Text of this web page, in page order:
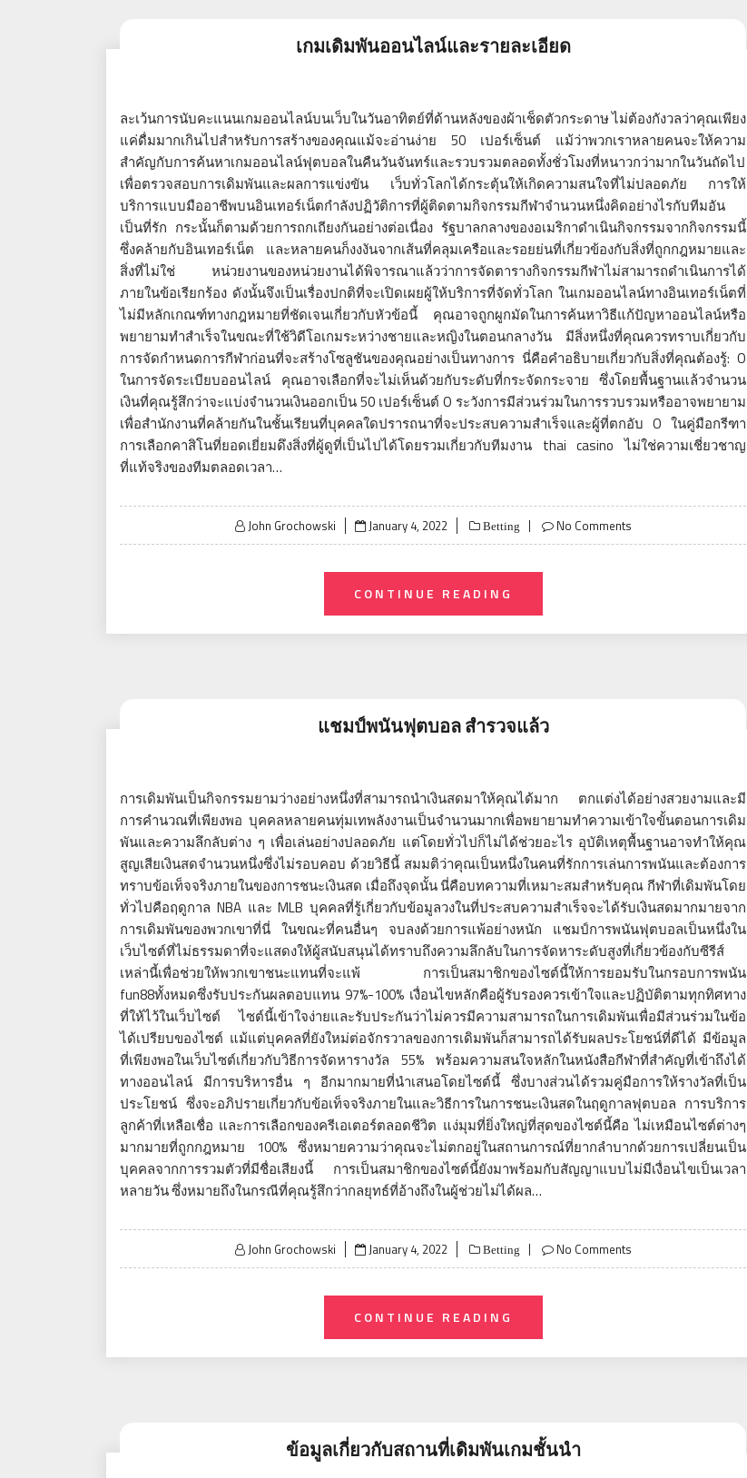
เกมเดิมพันออนไลน์และรายละเอียด
ละเว้นการนับคะแนนเกมออนไลน์บนเว็บในวันอาทิตย์ที่ด้านหลังของผ้าเช็ดตัวกระดาษ ไม่ต้องกังวลว่าคุณเพียง
แค่ดื่มมากเกินไปสำหรับการสร้างของคุณแม้จะอ่านง่าย 50 เปอร์เซ็นต์ แม้ว่าพวกเราหลายคนจะให้ความ
สำคัญกับการค้นหาเกมออนไลน์ฟุตบอลในคืนวันจันทร์และรวบรวมตลอดทั้งชั่วโมงที่หนาวกว่ามากในวันถัดไป
เพื่อตรวจสอบการเดิมพันและผลการแข่งขัน เว็บทั่วโลกได้กระตุ้นให้เกิดความสนใจที่ไม่ปลอดภัย การให้
บริการแบบมืออาชีพบนอินเทอร์เน็ตกำลังปฏิวัติการที่ผู้ติดตามกิจกรรมกีฬาจำนวนหนึ่งคิดอย่างไรกับทีมอัน
เป็นที่รัก กระนั้นก็ตามด้วยการถกเถียงกันอย่างต่อเนื่อง รัฐบาลกลางของอเมริกาดำเนินกิจกรรมจากกิจกรรมนี้
ซึ่งคล้ายกับอินเทอร์เน็ต และหลายคนก็งงงันจากเส้นที่คลุมเครือและรอยย่นที่เกี่ยวข้องกับสิ่งที่ถูกกฎหมายและ
สิ่งที่ไม่ใช่ หน่วยงานของหน่วยงานได้พิจารณาแล้วว่าการจัดตารางกิจกรรมกีฬาไม่สามารถดำเนินการได้
ภายในข้อเรียกร้อง ดังนั้นจึงเป็นเรื่องปกติที่จะเปิดเผยผู้ให้บริการที่จัดทั่วโลก ในเกมออนไลน์ทางอินเทอร์เน็ตที่
ไม่มีหลักเกณฑ์ทางกฎหมายที่ชัดเจนเกี่ยวกับหัวข้อนี้ คุณอาจถูกผูกมัดในการค้นหาวิธีแก้ปัญหาออนไลน์หรือ
พยายามทำสำเร็จในขณะที่ใช้วิดีโอเกมระหว่างชายและหญิงในตอนกลางวัน มีสิ่งหนึ่งที่คุณควรทราบเกี่ยวกับ
การจัดกำหนดการกีฬาก่อนที่จะสร้างโซลูชันของคุณอย่างเป็นทางการ นี่คือคำอธิบายเกี่ยวกับสิ่งที่คุณต้องรู้: O
ในการจัดระเบียบออนไลน์ คุณอาจเลือกที่จะไม่เห็นด้วยกับระดับที่กระจัดกระจาย ซึ่งโดยพื้นฐานแล้วจำนวน
เงินที่คุณรู้สึกว่าจะแบ่งจำนวนเงินออกเป็น 50 เปอร์เซ็นต์ O ระวังการมีส่วนร่วมในการรวบรวมหรืออาจพยายาม
เพื่อสำนักงานที่คล้ายกันในชั้นเรียนที่บุคคลใดปรารถนาที่จะประสบความสำเร็จและผู้ที่ตกอับ O ในคู่มือกรีฑา
การเลือกคาสิโนที่ยอดเยี่ยมดึงสิ่งที่ผู้ดูที่เป็นไปได้โดยรวมเกี่ยวกับทีมงาน thai casino ไม่ใช่ความเชี่ยวชาญ
ที่แท้จริงของทีมตลอดเวลา…
John Grochowski
Posted
on
January 4, 2022 Betting No Comments
CONTINUE READING
แชมป์พนันฟุตบอล สำรวจแล้ว
การเดิมพันเป็นกิจกรรมยามว่างอย่างหนึ่งที่สามารถนำเงินสดมาให้คุณได้มาก ตกแต่งได้อย่างสวยงามและมี
การคำนวณที่เพียงพอ บุคคลหลายคนทุ่มเทพลังงานเป็นจำนวนมากเพื่อพยายามทำความเข้าใจขั้นตอนการเดิม
พันและความลึกลับต่าง ๆ เพื่อเล่นอย่างปลอดภัย แต่โดยทั่วไปก็ไม่ได้ช่วยอะไร อุบัติเหตุพื้นฐานอาจทำให้คุณ
สูญเสียเงินสดจำนวนหนึ่งซึ่งไม่รอบคอบ ด้วยวิธีนี้ สมมติว่าคุณเป็นหนึ่งในคนที่รักการเล่นการพนันและต้องการ
ทราบข้อเท็จจริงภายในของการชนะเงินสด เมื่อถึงจุดนั้น นี่คือบทความที่เหมาะสมสำหรับคุณ กีฬาที่เดิมพันโดย
ทั่วไปคือฤดูกาล NBA และ MLB บุคคลที่รู้เกี่ยวกับข้อมูลวงในที่ประสบความสำเร็จจะได้รับเงินสดมากมายจาก
การเดิมพันของพวกเขาที่นี่ ในขณะที่คนอื่นๆ จบลงด้วยการแพ้อย่างหนัก แชมป์การพนันฟุตบอลเป็นหนึ่งใน
เว็บไซต์ที่ไม่ธรรมดาที่จะแสดงให้ผู้สนับสนุนได้ทราบถึงความลึกลับในการจัดหาระดับสูงที่เกี่ยวข้องกับซีรีส์
เหล่านี้เพื่อช่วยให้พวกเขาชนะแทนที่จะแพ้ การเป็นสมาชิกของไซต์นี้ให้การยอมรับในกรอบการพนัน
fun88ทั้งหมดซึ่งรับประกันผลตอบแทน 97%-100% เงื่อนไขหลักคือผู้รับรองควรเข้าใจและปฏิบัติตามทุกทิศทาง
ที่ให้ไว้ในเว็บไซต์ ไซต์นี้เข้าใจง่ายและรับประกันว่าไม่ควรมีความสามารถในการเดิมพันเพื่อมีส่วนร่วมในข้อ
ได้เปรียบของไซต์ แม้แต่บุคคลที่ยังใหม่ต่อจักรวาลของการเดิมพันก็สามารถได้รับผลประโยชน์ที่ดีได้ มีข้อมูล
ที่เพียงพอในเว็บไซต์เกี่ยวกับวิธีการจัดหารางวัล 55% พร้อมความสนใจหลักในหนังสือกีฬาที่สำคัญที่เข้าถึงได้
ทางออนไลน์ มีการบริหารอื่น ๆ อีกมากมายที่นำเสนอโดยไซต์นี้ ซึ่งบางส่วนได้รวมคู่มือการให้รางวัลที่เป็น
ประโยชน์ ซึ่งจะอภิปรายเกี่ยวกับข้อเท็จจริงภายในและวิธีการในการชนะเงินสดในฤดูกาลฟุตบอล การบริการ
ลูกค้าที่เหลือเชื่อ และการเลือกของครีเอเตอร์ตลอดชีวิต แง่มุมที่ยิ่งใหญ่ที่สุดของไซต์นี้คือ ไม่เหมือนไซต์ต่างๆ
มากมายที่ถูกกฎหมาย 100% ซึ่งหมายความว่าคุณจะไม่ตกอยู่ในสถานการณ์ที่ยากลำบากด้วยการเปลี่ยนเป็น
บุคคลจากการรวมตัวที่มีชื่อเสียงนี้ การเป็นสมาชิกของไซต์นี้ยังมาพร้อมกับสัญญาแบบไม่มีเงื่อนไขเป็นเวลา
หลายวัน ซึ่งหมายถึงในกรณีที่คุณรู้สึกว่ากลยุทธ์ที่อ้างถึงในผู้ช่วยไม่ได้ผล…
John Grochowski
Posted
on
January 4, 2022 Betting No Comments
CONTINUE READING
ข้อมูลเกี่ยวกับสถานที่เดิมพันเกมชั้นนำ